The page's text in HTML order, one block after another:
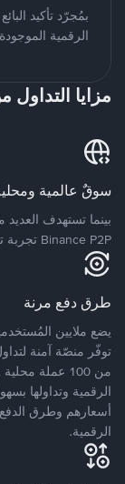
بمُجرّد تأكيد
الرقمية
مزايا
سوقٌ عالمية
Binance P2P تجربة تداول عالمية حقيقية وتدعم أكثر من 70 عملة محلية.
طرق دفع مرنة
من 100 عملة
الرقمية وتداولها
أسعارهم وطرق
الرقمية.